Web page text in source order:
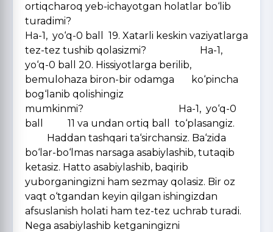
ortiqcharoq yeb-ichayotgan holatlar bo‘lib
Ha-1, yo‘q-0 ball 19. Xatarli keskin vaziyatlarga
tez-tez tushib qolasizmi? Ha-1,
yo‘q-0 ball 20. Hissiyotlarga berilib,
bemulohaza biron-bir odamga ko‘pincha
bog‘lanib qolishingiz
mumkinmi? Ha-1, yo‘q-0
ball 11 va undan ortiq ball to‘plasangiz.
Haddan tashqari ta‘sirchansiz. Ba‘zida
bo‘lar-bo‘lmas narsaga asabiylashib, tutaqib
ketasiz. Hatto asabiylashib, baqirib
yuborganingizni ham sezmay qolasiz. Bir oz
vaqt o‘tgandan keyin qilgan ishingizdan
afsuslanish holati ham tez-tez uchrab turadi.
Nega asabiylashib ketganingizni